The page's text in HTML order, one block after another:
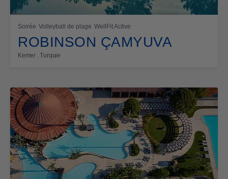
Soirée Volleyball de plage WellFit Active
ROBINSON ÇAMYUVA
Kemer . Turquie